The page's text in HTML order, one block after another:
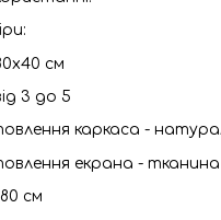
см
3 до 5
каркаса -
екрана - тканина
см